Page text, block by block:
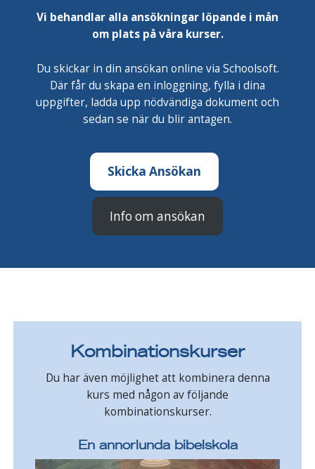
Vi behandlar alla ansökningar löpande i mån
om plats på våra kurser.
Du skickar in din ansökan online via Schoolsoft.
Där får du skapa en inloggning, fylla i dina
uppgifter, ladda upp nödvändiga dokument och
sedan se när du blir antagen.
Skicka Ansökan
Info om ansökan
Kombinationskurser
Du har även möjlighet att kombinera denna
kurs med någon av följande
kombinationskurser.
En annorlunda bibelskola